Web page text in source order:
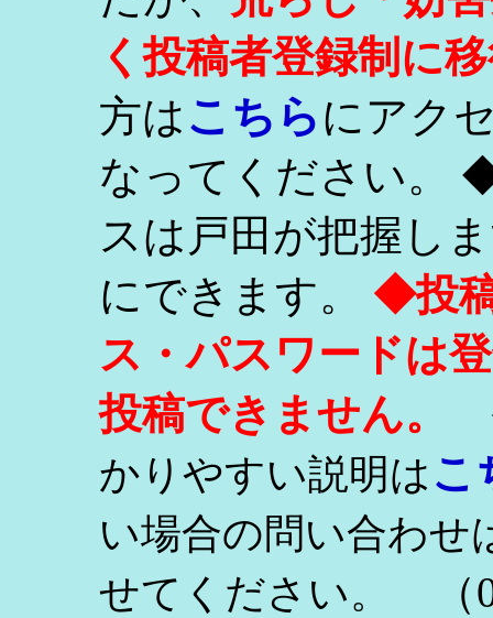
く投稿者登録制に
方はこちらにアク
なってください。
スは戸田が把握し
にできます。 ◆投
ス・パスワードは
投稿できません。
かりやすい説明はこ
い場合の問い合わせ
せてください。
（